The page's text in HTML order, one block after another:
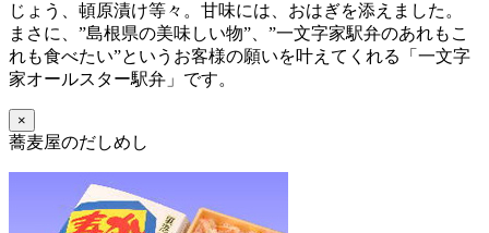
じょう、頓原漬け等々。甘味には、おはぎを添えました。
まさに、”島根県の美味しい物”、”一文字家駅弁のあれもこ
れも食べたい”というお客様の願いを叶えてくれる「一文字
家オールスター駅弁」です。
×
蕎麦屋のだしめし